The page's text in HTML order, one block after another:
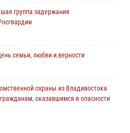
группа задержания
семьи, любви и верности
охраны из Владивостока
оказавшимся в опасности